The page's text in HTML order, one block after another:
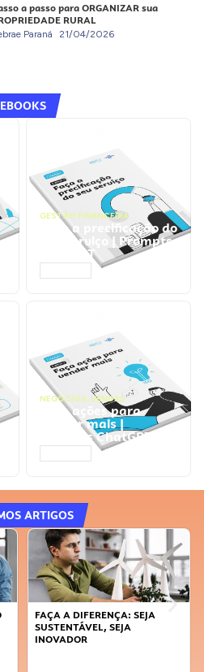
a passo para ORGANIZAR sua
RURAL
Paraná 21/04/2026
EBOOKS
GESTÃO FINANCEIRA
Faça a precificação do
seu serviço | Prompts
ChatGPT
NEGÓCIOS, VENDAS
Faça ações para
vender mais |
Prompts ChatGPT
ARTIGOS
SEJA
APRENDA A
TEMPO